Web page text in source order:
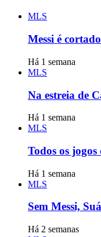
MLS
Messi é
Há 1 semana
MLS
Na estreia de
Há 1 semana
MLS
Todos os
Há 1 semana
MLS
Sem Messi,
Há 2 semanas